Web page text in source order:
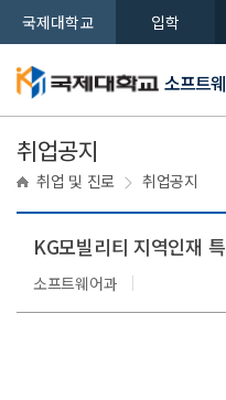
국제대학교 입학
소프트
취업 및 진로 취업공지
취업공지
KG모빌리티 지역인재
소프트웨어과